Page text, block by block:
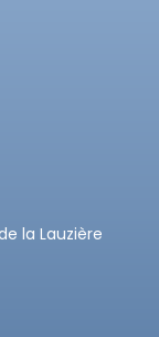
la Lauzière